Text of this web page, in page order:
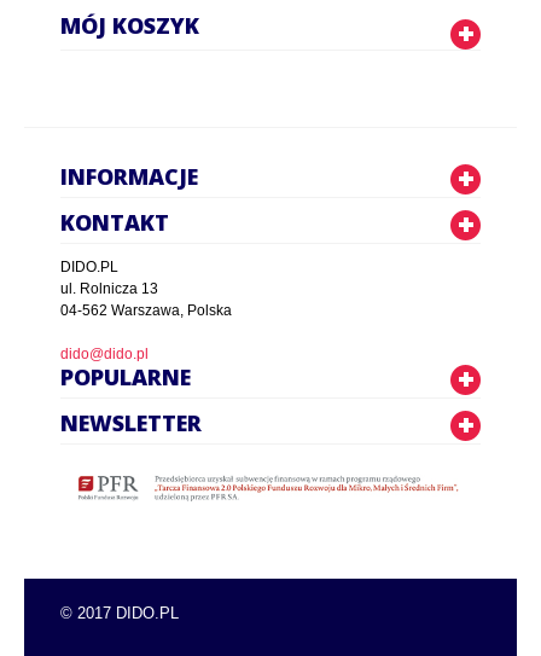
MÓJ KOSZYK
INFORMACJE
KONTAKT
DIDO.PL
ul. Rolnicza 13
04-562 Warszawa, Polska
dido@dido.pl
POPULARNE
NEWSLETTER
© 2017 DIDO.PL